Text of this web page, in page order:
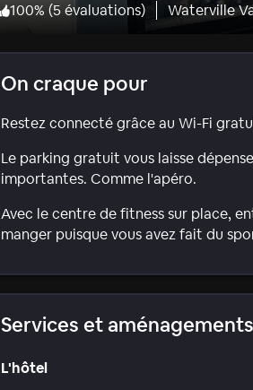
100% (5 évaluations) Waterville
On craque pour
Restez connecté grâce au Wi-Fi
Le parking gratuit vous laisse
importantes. Comme l'apéro.
Avec le centre de fitness sur place,
manger puisque vous avez fait du
Services et aménagements
L'hôtel